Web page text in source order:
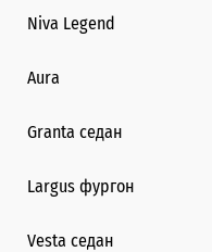
Niva Legend
Aura
Granta седан
Largus фургон
Vesta седан